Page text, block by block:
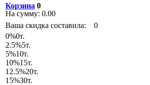
Корзина 0
На сумму: 0.00
Ваша скидка составила:
0
0%0т.
2.5%5т.
5%10т.
10%15т.
12.5%20т.
15%30т.